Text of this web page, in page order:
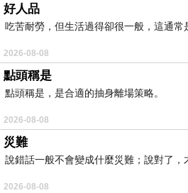
好人品
吃苦耐勞，但生活過得卻很一般，這通常
2026-08-08
點頭稱是
點頭稱是，是合適的抽身離場策略。
2026-08-08
災難
說錯話一般不會變成什麼災難；說對了，
2026-08-08